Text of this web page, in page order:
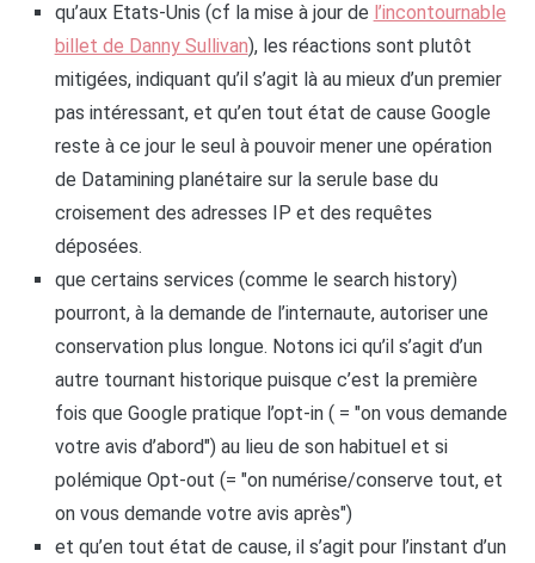
qu’aux Etats-Unis (cf la mise à jour de l’incontournable
billet de Danny Sullivan), les réactions sont plutôt
mitigées, indiquant qu’il s’agit là au mieux d’un premier
pas intéressant, et qu’en tout état de cause Google
reste à ce jour le seul à pouvoir mener une opération
de Datamining planétaire sur la serule base du
croisement des adresses IP et des requêtes
déposées.
que certains services (comme le search history)
pourront, à la demande de l’internaute, autoriser une
conservation plus longue. Notons ici qu’il s’agit d’un
autre tournant historique puisque c’est la première
fois que Google pratique l’opt-in ( = "on vous demande
votre avis d’abord") au lieu de son habituel et si
polémique Opt-out (= "on numérise/conserve tout, et
on vous demande votre avis après")
et qu’en tout état de cause, il s’agit pour l’instant d’un